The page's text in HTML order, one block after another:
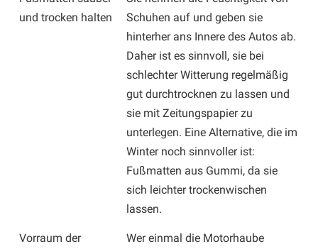
und trocken halten
Schuhen auf und geben sie
hinterher ans Innere des Autos ab.
Daher ist es sinnvoll, sie bei
schlechter Witterung regelmäßig
gut durchtrocknen zu lassen und
sie mit Zeitungspapier zu
unterlegen. Eine Alternative, die im
Winter noch sinnvoller ist:
Fußmatten aus Gummi, da sie
sich leichter trockenwischen
lassen.
Vorraum der
Wer einmal die Motorhaube